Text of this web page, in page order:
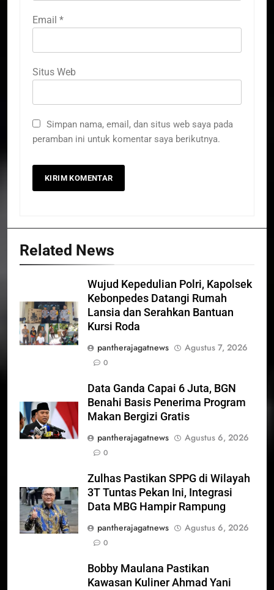
Email *
Situs Web
Simpan nama, email, dan situs web saya pada
peramban ini untuk komentar saya berikutnya.
Related News
Wujud Kepedulian Polri, Kapolsek
Kebonpedes Datangi Rumah
Lansia dan Serahkan Bantuan
Kursi Roda
pantherajagatnews
Agustus 7, 2026
0
Data Ganda Capai 6 Juta, BGN
Benahi Basis Penerima Program
Makan Bergizi Gratis
pantherajagatnews
Agustus 6, 2026
0
Zulhas Pastikan SPPG di Wilayah
3T Tuntas Pekan Ini, Integrasi
Data MBG Hampir Rampung
pantherajagatnews
Agustus 6, 2026
0
Bobby Maulana Pastikan
Kawasan Kuliner Ahmad Yani